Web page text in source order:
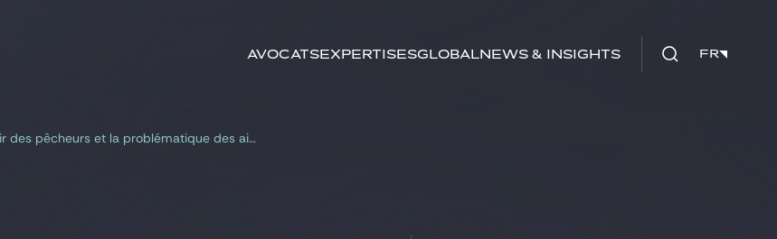
AvocatsExpertisesGlobalNews & insights FR
mots-clés FR
Eolien en mer : retour sur l’intérêt à agir des pêcheurs et la problématique des aides d’Etat